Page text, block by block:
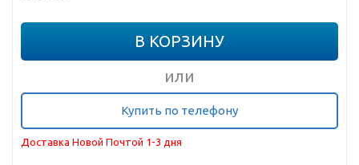
В КОРЗИНУ
или
Купить по телефону
Доставка Новой Почтой 1-3 дня